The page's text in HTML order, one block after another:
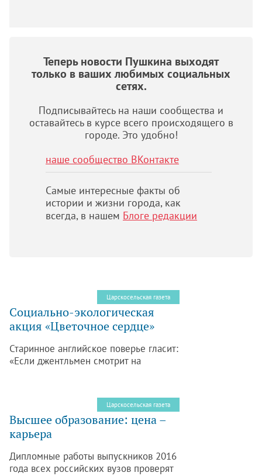
Теперь новости Пушкина выходят
только в ваших любимых социальных
сетях.
Подписывайтесь на наши сообщества и
оставайтесь в курсе всего происходящего в
городе. Это удобно!
наше сообщество ВКонтакте
Самые интересные факты об
истории и жизни города, как
всегда, в нашем Блоге редакции
Царскосельская газета
Социально-экологическая
акция «Цветочное сердце»
Старинное английское поверье гласит:
«Если джентльмен смотрит на
красивое поверье положено в основу
социально-экологической акции
«Цветочное сердце».
Царскосельская газета
Высшее образование: цена –
карьера
Дипломные работы выпускников 2016
года всех российских вузов проверят